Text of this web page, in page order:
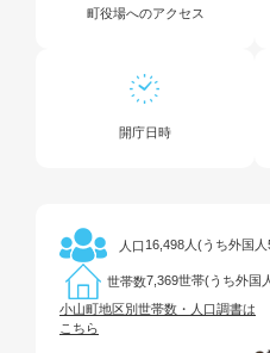
町役場へのアクセス
開庁日時
人口 16,498人(うち外国人
世帯数7,369世帯(うち外国
小山町地区別世帯数・人口調書は
こちら